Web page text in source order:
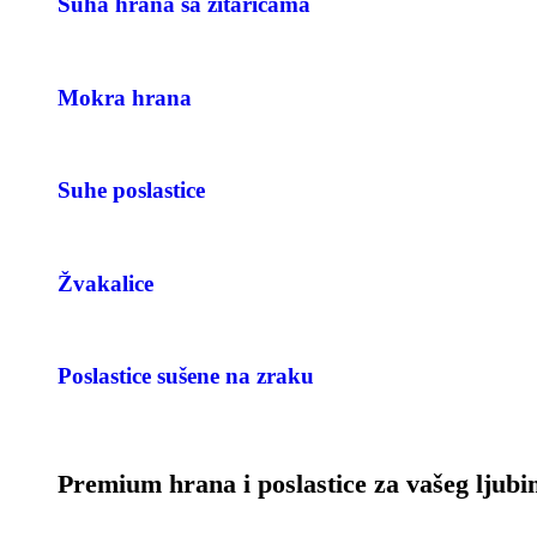
Mokra hrana
Suhe poslastice
Žvakalice
Poslastice sušene na zraku
Premium hrana i poslastice za vašeg